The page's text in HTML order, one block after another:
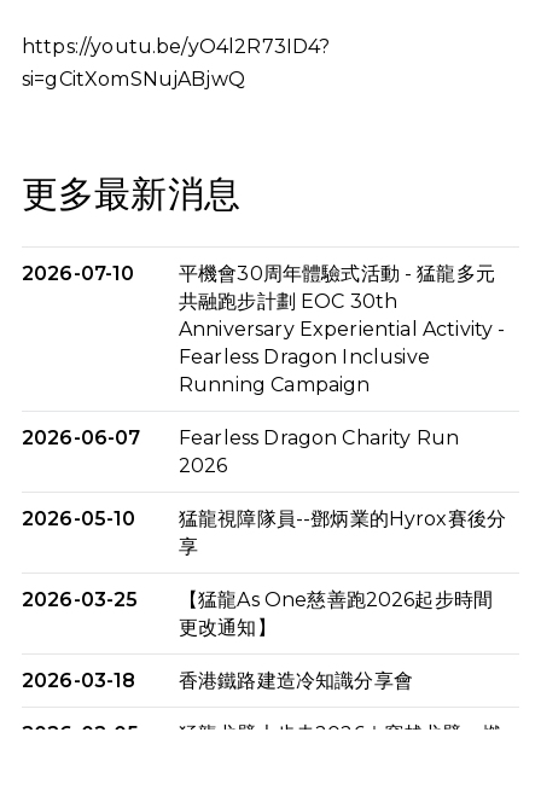
https://youtu.be/yO4l2R73ID4?
si=gCitXomSNujABjwQ
更多最新消息
2026-07-10
平機會30周年體驗式活動 - 猛龍多元
共融跑步計劃 EOC 30th
Anniversary Experiential Activity -
Fearless Dragon Inclusive
Running Campaign
2026-06-07
Fearless Dragon Charity Run
2026
2026-05-10
猛龍視障隊員--鄧炳業的Hyrox賽後分
享
2026-03-25
【猛龍As One慈善跑2026起步時間
更改通知】
2026-03-18 香港鐵路建造冷知識分享會
2026-02-05
猛龍戈壁大步走2026｜穿越戈壁．燃